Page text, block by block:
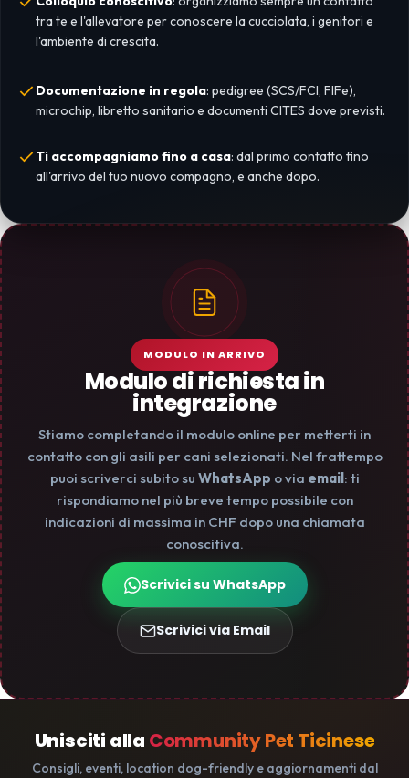
tra te e l'allevatore per conoscere la cucciolata, i genitori e
l'ambiente di crescita.
Documentazione in regola: pedigree (SCS/FCI, FIFe),
microchip, libretto sanitario e documenti CITES dove previsti.
Ti accompagniamo fino a casa: dal primo contatto fino
all'arrivo del tuo nuovo compagno, e anche dopo.
MODULO IN ARRIVO
Modulo di richiesta in
integrazione
Stiamo completando il modulo online per metterti in
contatto con gli asili per cani selezionati. Nel frattempo
puoi scriverci subito su WhatsApp o via email: ti
rispondiamo nel più breve tempo possibile con
indicazioni di massima in CHF dopo una chiamata
conoscitiva.
Scrivici su WhatsApp
Scrivici via Email
Unisciti alla Community Pet Ticinese
Consigli, eventi, location dog-friendly e aggiornamenti dal